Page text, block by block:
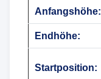
Anfangshöhe:
Endhöhe:
Startposition: